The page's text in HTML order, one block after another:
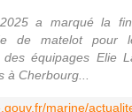
a marqué la
de matelot pour
des équipages Elie
à Cherbourg...